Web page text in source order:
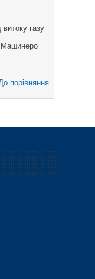
газу
Машинеро
порівняння